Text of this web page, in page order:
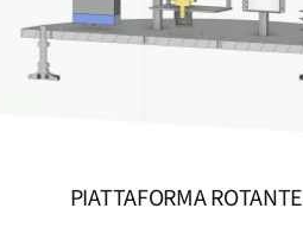
PIATTAFORMA ROTANTE